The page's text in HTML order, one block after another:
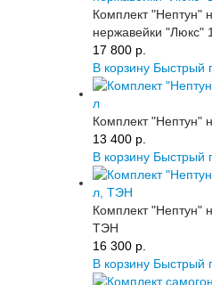
Комплект "Нептун"
нержавейки "Люкс"
17 800 p.
В корзину Быстрый
Комплект "Нептун"
13 400 p.
В корзину Быстрый
Комплект "Нептун"
ТЭН
16 300 p.
В корзину Быстрый